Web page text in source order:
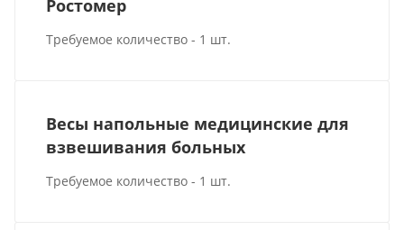
Ростомер
Требуемое количество - 1 шт.
Весы напольные медицинские для
взвешивания больных
Требуемое количество - 1 шт.